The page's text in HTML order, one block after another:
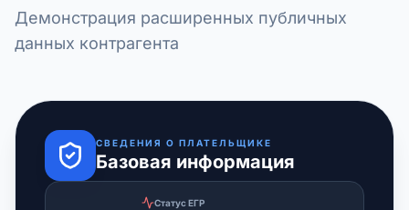
Демонстрация расширенных публичных
данных контрагента
СВЕДЕНИЯ О ПЛАТЕЛЬЩИКЕ
Базовая информация
Статус ЕГР